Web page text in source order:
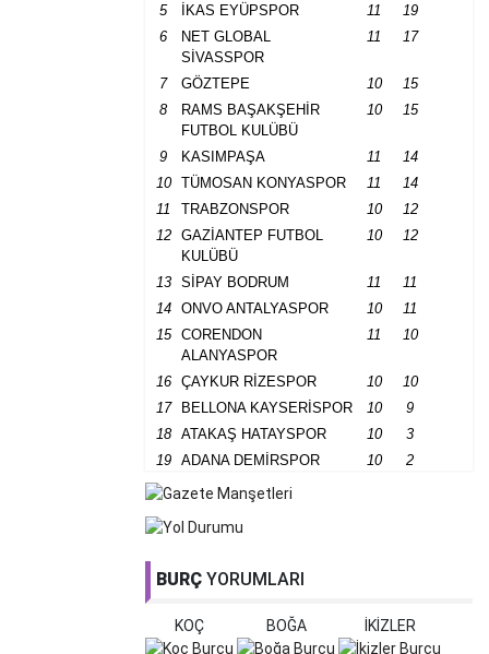
5
İKAS EYÜPSPOR 11
19
6
NET GLOBAL
SİVASSPOR
11 17
7 GÖZTEPE 10
15
8
RAMS BAŞAKŞEHİR
FUTBOL KULÜBÜ
10 15
9 KASIMPAŞA 11
14
10
TÜMOSAN KONYASPOR 11
14
11
TRABZONSPOR 10
12
12
GAZİANTEP FUTBOL
KULÜBÜ
10 12
13 SİPAY BODRUM 11
11
14
ONVO ANTALYASPOR 10
11
15
CORENDON
ALANYASPOR
11 10
16 ÇAYKUR RİZESPOR 10
10
17
BELLONA KAYSERİSPOR 10
9
18
ATAKAŞ HATAYSPOR 10
3
19
ADANA DEMİRSPOR 10 2
BURÇ YORUMLARI
KOÇ BOĞA İKİZLER